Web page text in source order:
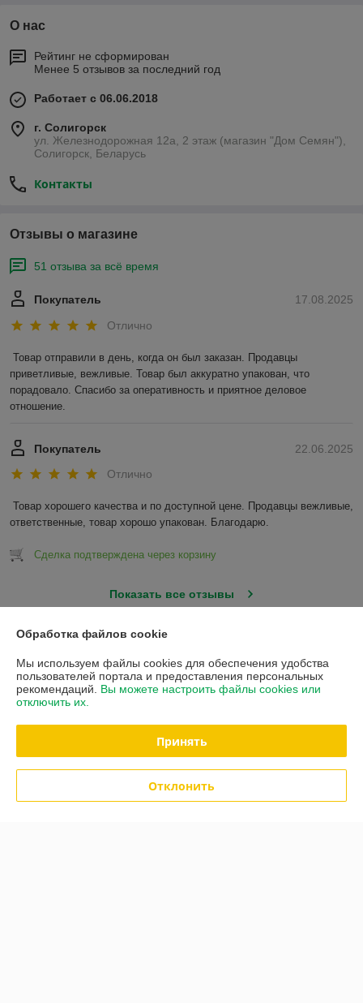
О нас
Рейтинг не сформирован
Менее 5 отзывов за последний год
Работает с 06.06.2018
г. Солигорск
ул. Железнодорожная 12а, 2 этаж (магазин "Дом Семян"),
Солигорск, Беларусь
Контакты
Отзывы о магазине
51 отзыва за всё время
17.08.2025
Покупатель
Отлично
Товар отправили в день, когда он был заказан. Продавцы
приветливые, вежливые. Товар был аккуратно упакован, что
порадовало. Спасибо за оперативность и приятное деловое
отношение.
22.06.2025
Покупатель
Отлично
Товар хорошего качества и по доступной цене. Продавцы вежливые,
ответственные, товар хорошо упакован. Благодарю.
Сделка подтверждена через корзину
Показать все отзывы
Контакты
Доставка и оплата
Политика обработки cookies
Обработка файлов cookie
Мы используем файлы cookies для обеспечения удобства
пользователей портала и предоставления персональных
рекомендаций. Вы можете настроить файлы cookies или
отключить их.
Принять
Отклонить